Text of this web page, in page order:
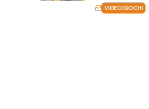
VIDEOGIOCHI